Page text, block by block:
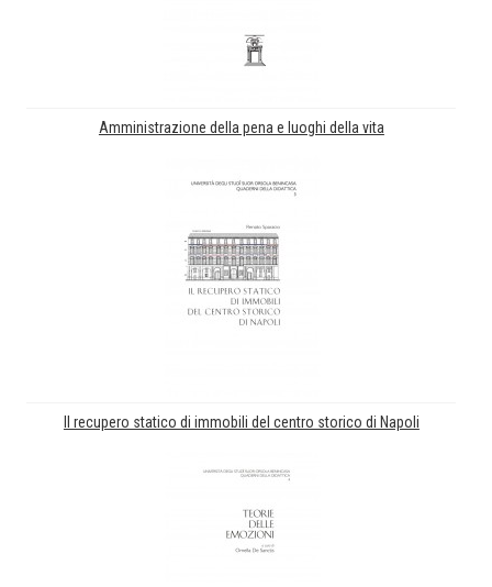
Amministrazione della pena e luoghi della vita
Il recupero statico di immobili del centro storico di Napoli